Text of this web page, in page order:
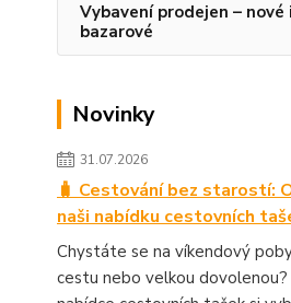
Vybavení prodejen – nové i
bazarové
Novinky
31.07.2026
🧳 Cestování bez starostí:
naši nabídku cestovních
Chystáte se na víkendový
cestu nebo velkou